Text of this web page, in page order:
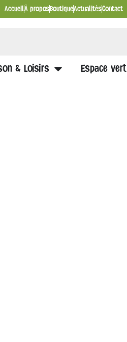
AccueilÀ proposBoutiqueActualitésContact
& Loisirs Espace vert